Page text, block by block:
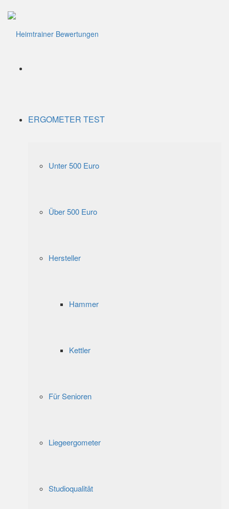
ERGOMETER TEST
Unter 500 Euro
Über 500 Euro
Hersteller
Hammer
Kettler
Für Senioren
Liegeergometer
Studioqualität